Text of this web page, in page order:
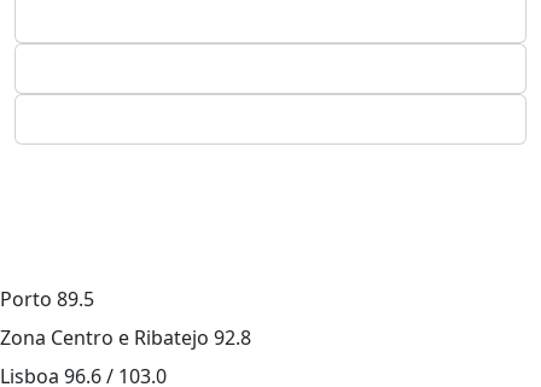
Porto 89.5
Zona Centro e Ribatejo 92.8
Lisboa 96.6 / 103.0